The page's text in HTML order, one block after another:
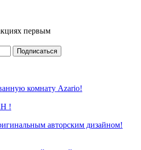
первым
комнату Azario!
!
авторским дизайном!